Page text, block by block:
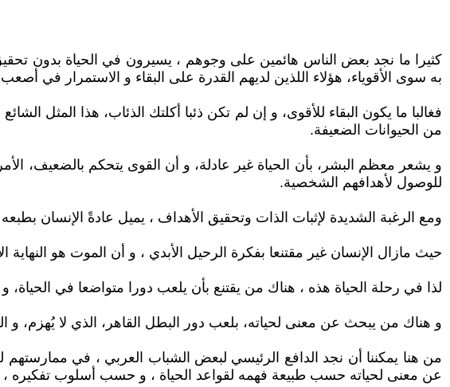
كثيرا ما نجد بعض الناس هائمين على وجوهم ، يسيرون في الحياة بدون
به سوى الأقوياء، هؤلاء اللذين لديهم القدرة على البقاء و الاستمرار في
فغالبا ما يكون البقاء للأقوى، و إن لم تكن ذئبا أكلتك الذئاب، هذا المثل
من الحيوانات الضعيفة.
و يشعر معظم البشر، بأن الحياة غير عادلة، و أن القوى يتحكم بالضعيف،
للوصول لأهدافهم الشخصية.
ومع الرغبة الشديدة لإثبات الذات وتحقيق الأهداف ، يميل عادةً الإنسان
حيث مازال الإنسان غير مقتنعا بفكرة الرحيل الأبدي ، و أن الموت هو
لذا في رحلة الحياة هذه ، هناك من يقتنع بأن يلعب دورا متواضعا في
و هناك من يبحث عن معنى لحياته، بلعب دور البطل القاهر، الذي لا يُهزم، و
من هنا يمكننا أن نجد الدافع الرئيسي لبعض الشباب العربي ، في
عن معنى لحياته حسب طبيعة فهمه لقواعد الحياة ، و حسب أسلوب تفكيره ،